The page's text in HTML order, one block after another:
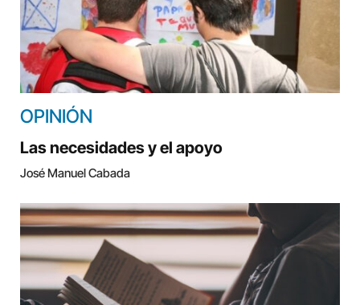
OPINIÓN
Las necesidades y el apoyo
José Manuel Cabada